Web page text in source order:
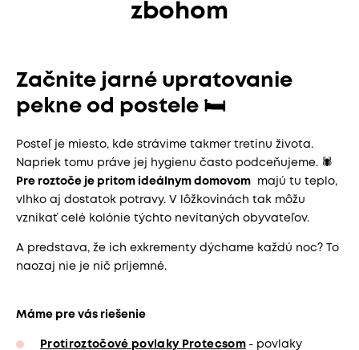
zbohom
Začnite jarné upratovanie
pekne od postele 🛏️
Posteľ je miesto, kde strávime takmer tretinu života.
Napriek tomu práve jej hygienu často podceňujeme. 🕷️
Pre roztoče je pritom ideálnym domovom majú tu teplo,
vlhko aj dostatok potravy. V lôžkovinách tak môžu
vznikať celé kolónie týchto nevítaných obyvateľov.
A predstava, že ich exkrementy dýchame každú noc? To
naozaj nie je nič príjemné.
Máme pre vás riešenie
Protiroztočové povlaky Protecsom - povlaky